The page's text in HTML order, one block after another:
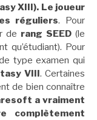
XIII). Le joueur
réguliers. Pour
de rang SEED(le
qu’étudiant). Pour
type examen qui
VIII. Certaines
de bien connaître
a vraiment